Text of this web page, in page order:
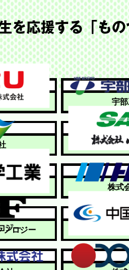
を応援する「も
式会社 宇
株式会
株式
ノロジー